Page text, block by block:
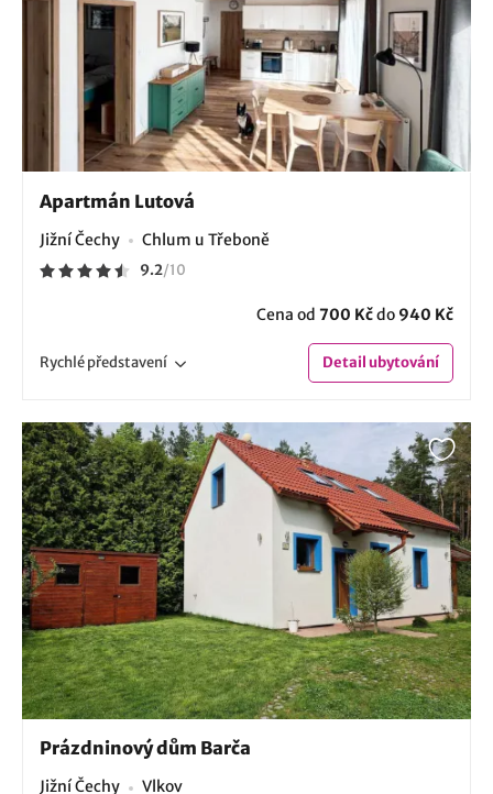
Apartmán Lutová
Jižní Čechy Chlum u Třeboně
9.2/10
Cena od 700 Kčdo 940 Kč
Rychlépředstavení Detailubytování
Prázdninový dům Barča
Jižní Čechy Vlkov